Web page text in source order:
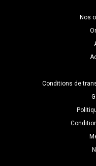
Nos
Conditions de